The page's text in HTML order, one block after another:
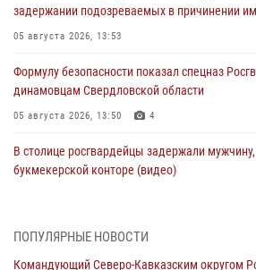
задержании подозреваемых в причинении
05 августа 2026, 13:53
Формулу безопасности показал спецназ
динамовцам Свердловской области
05 августа 2026, 13:50 4
В столице росгвардейцы задержали
букмекерской конторе (видео)
В Удмуртии при силовой поддержке спецназа
ПОПУЛЯРНЫЕ НОВОСТИ
Командующий Северо-Кавказским округом